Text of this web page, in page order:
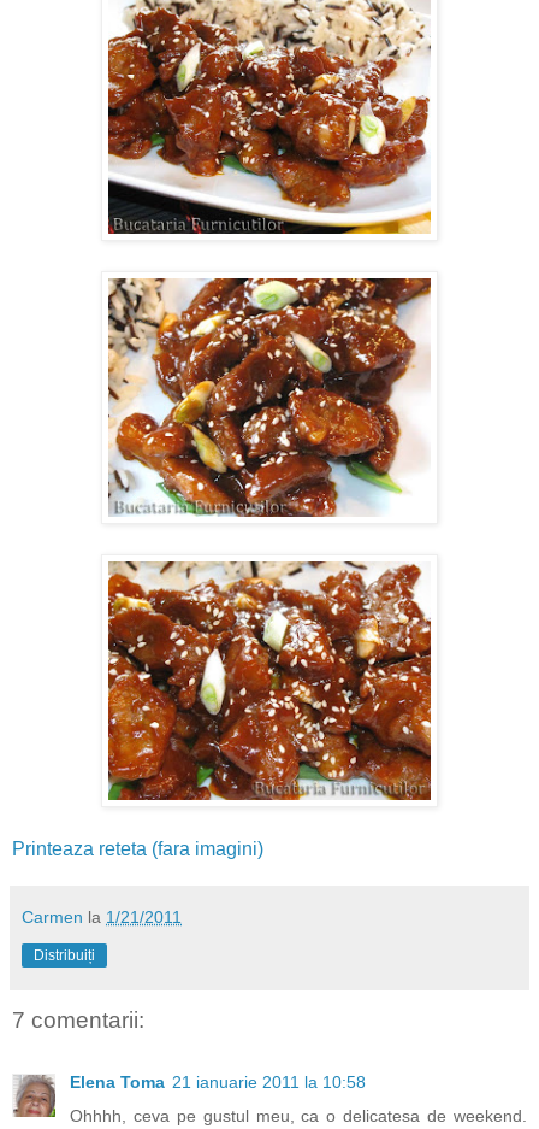
Printeaza reteta (fara imagini)
Carmen la 1/21/2011
Distribuiți
7 comentarii:
Elena Toma 21 ianuarie 2011 la 10:58
Ohhhh, ceva pe gustul meu, ca o delicatesa de weekend.